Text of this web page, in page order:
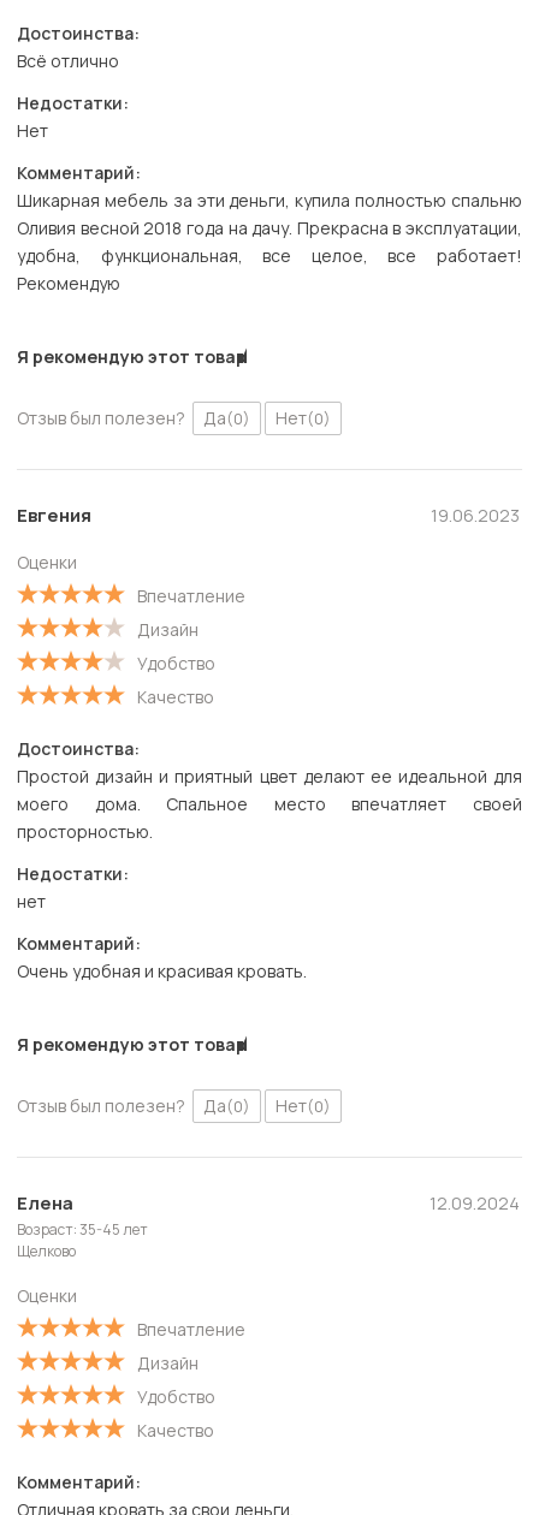
Достоинства:
Всё отлично
Недостатки:
Нет
Комментарий:
Шикарная мебель за эти деньги, купила полностью спальню
Оливия весной 2018 года на дачу. Прекрасна в эксплуатации,
удобна, функциональная, все целое, все работает!
Рекомендую
Я рекомендую этот товар
Отзыв был полезен? Да(0) Нет(0)
Евгения
Оценки
Впечатление
Дизайн
Удобство
Качество
19.06.2023
Достоинства:
Простой дизайн и приятный цвет делают ее идеальной для
моего дома. Спальное место впечатляет своей
просторностью.
Недостатки:
нет
Комментарий:
Очень удобная и красивая кровать.
Я рекомендую этот товар
Отзыв был полезен? Да(0) Нет(0)
Елена
Возраст: 35-45 лет
Щелково
Оценки
Впечатление
Дизайн
Удобство
Качество
12.09.2024
Комментарий:
Отличная кровать за свои деньги.